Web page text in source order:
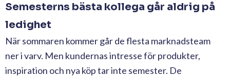
Semesterns bästa kollega går aldrig på
ledighet
När sommaren kommer går de flesta marknadsteam
ner i varv. Men kundernas intresse för produkter,
inspiration och nya köp tar inte semester. De